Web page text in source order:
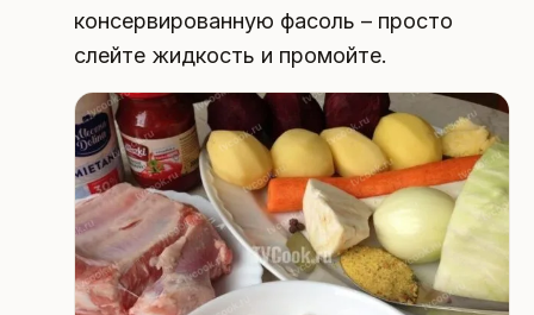
консервированную фасоль – просто
слейте жидкость и промойте.